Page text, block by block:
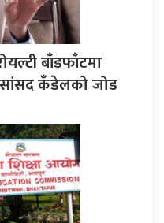
बाँडफाँटमा
सांसद कँडेलको जोड